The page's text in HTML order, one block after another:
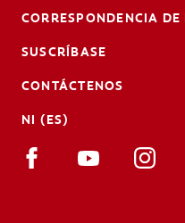
CORRESPONDENCIA DE
SUSCRÍBASE
CONTÁCTENOS
NI (ES)